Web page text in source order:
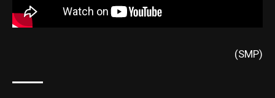
(SMP)